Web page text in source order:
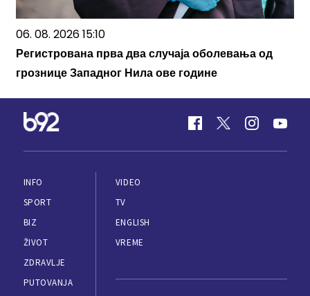
06. 08. 2026 15:10
Регистрована прва два случаја оболевања од
грознице Западног Нила ове године
INFO
SPORT
BIZ
ŽIVOT
ZDRAVLJE
PUTOVANJA
VIDEO
TV
ENGLISH
VREME